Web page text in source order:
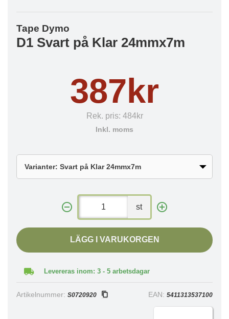
Tape Dymo
D1 Svart på Klar 24mmx7m
387kr
Rek. pris: 484kr
Inkl. moms
st
LÄGG I VARUKORGEN
Levereras inom: 3 - 5 arbetsdagar
Artikelnummer: S0720920 EAN: 5411313537100